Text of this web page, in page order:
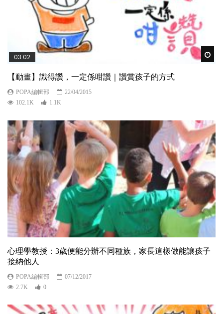
03:02
【動畫】識得讚，一定係咁讚｜讚賞孩子的方式
POPA編輯部
22/04/2015
102.1K
1.1K
心理學教授：3歲便能分辦不同種族，家長這樣做能讓孩子
接納他人
POPA編輯部
07/12/2017
2.7K
0